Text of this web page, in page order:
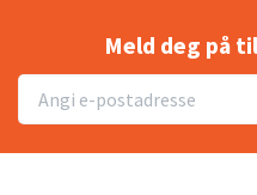
Meld deg på